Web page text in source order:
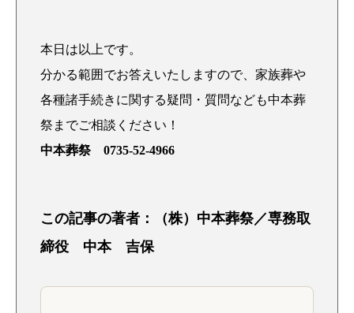
本日は以上です。
分かる範囲でお答えいたしますので、家族葬や
各種諸手続きに関する疑問・質問なども中本葬
祭までご相談ください！
中本葬祭 0735-52-4966
この記事の著者：（株）中本葬祭／専務取
締役 中本 吉保